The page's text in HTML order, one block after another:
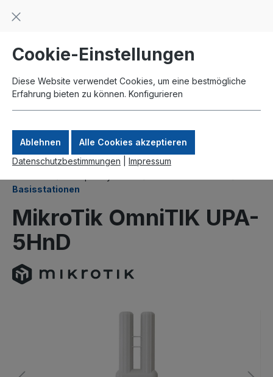
springen
Zahlung per Paypal
Basisstationen
MikroTik OmniTIK UPA-
5HnD
Cookie-Einstellungen
Diese Website verwendet Cookies, um eine bestmögliche
Erfahrung bieten zu können. Konfigurieren
Ablehnen
Alle Cookies akzeptieren
Datenschutzbestimmungen
Impressum